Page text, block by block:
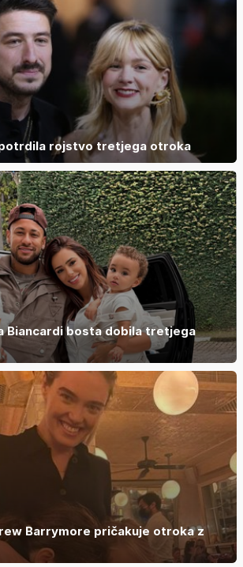
rojstvo tretjega otroka
Biancardi bosta dobila tretjega
Barrymore pričakuje otroka z